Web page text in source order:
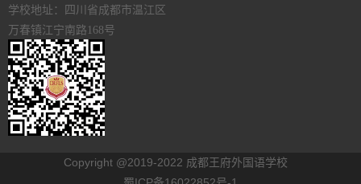
学校地址：四川省成都市温江区
万春镇江宁南路168号
Copyright @2019-2022 成都王府外国语学校